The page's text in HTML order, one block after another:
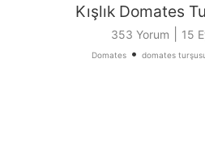
Kışlık Domates
353 Yorum 15
Domates• domates